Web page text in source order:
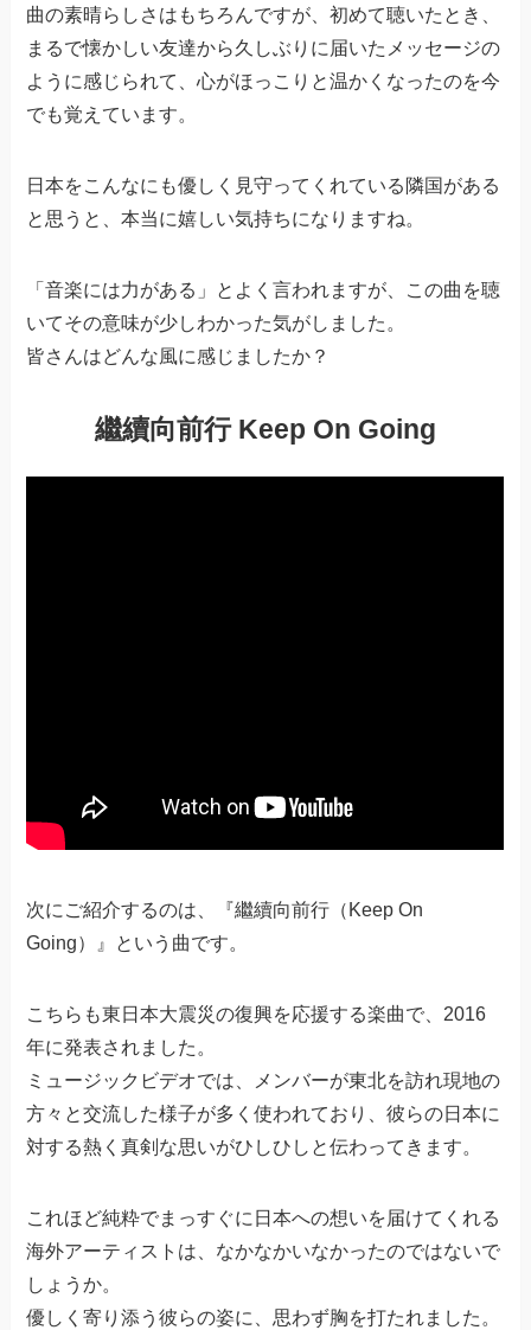
曲の素晴らしさはもちろんですが、初めて聴いたとき、
まるで懐かしい友達から久しぶりに届いたメッセージの
ように感じられて、心がほっこりと温かくなったのを今
でも覚えています。
日本をこんなにも優しく見守ってくれている隣国がある
と思うと、本当に嬉しい気持ちになりますね。
「音楽には力がある」とよく言われますが、この曲を聴
いてその意味が少しわかった気がしました。
皆さんはどんな風に感じましたか？
繼續向前行 Keep On Going
次にご紹介するのは、『繼續向前行（Keep On
Going）』という曲です。
こちらも東日本大震災の復興を応援する楽曲で、2016
年に発表されました。
ミュージックビデオでは、メンバーが東北を訪れ現地の
方々と交流した様子が多く使われており、彼らの日本に
対する熱く真剣な思いがひしひしと伝わってきます。
これほど純粋でまっすぐに日本への想いを届けてくれる
海外アーティストは、なかなかいなかったのではないで
しょうか。
優しく寄り添う彼らの姿に、思わず胸を打たれました。